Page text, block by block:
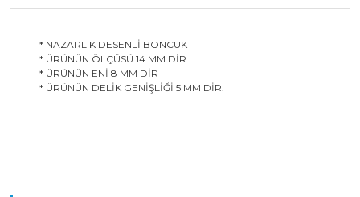
* NAZARLIK DESENLİ BONCUK
* ÜRÜNÜN ÖLÇÜSÜ 14 MM DİR
* ÜRÜNÜN ENİ 8 MM DİR
* ÜRÜNÜN DELİK GENİŞLİĞİ 5 MM DİR.